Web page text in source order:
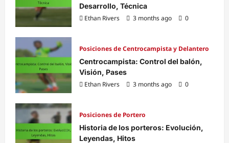
Desarrollo, Técnica
Ethan Rivers
3 months ago 0
Posiciones de Centrocampista y Delantero
Centrocampista: Control del balón,
Visión, Pases
Ethan Rivers
3 months ago 0
Posiciones de Portero
Historia de los porteros: Evolución,
Leyendas, Hitos